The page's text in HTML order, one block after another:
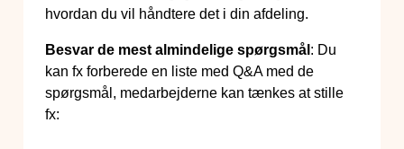
hvordan du vil håndtere det i din afdeling.
Besvar de mest almindelige spørgsmål : Du
kan fx forberede en liste med Q&A med de
spørgsmål, medarbejderne kan tænkes at stille
fx: